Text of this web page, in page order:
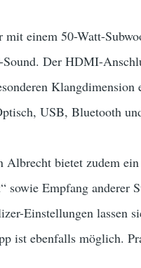
mit einem 50-Watt-
Der HDMI-
USB, Bluetooth
Albrecht bietet zudem
sowie Empfang anderer
Einstellungen lassen
ist ebenfalls möglich.